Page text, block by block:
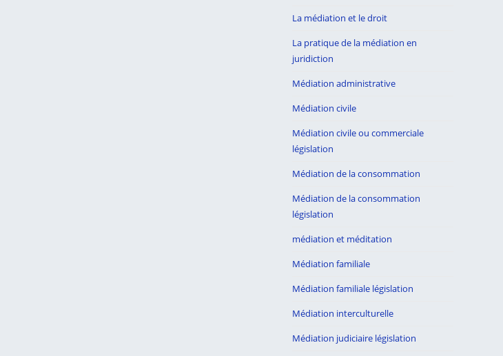
La médiation et le droit
La pratique de la médiation en
juridiction
Médiation administrative
Médiation civile
Médiation civile ou commerciale
législation
Médiation de la consommation
Médiation de la consommation
législation
médiation et méditation
Médiation familiale
Médiation familiale législation
Médiation interculturelle
Médiation judiciaire législation